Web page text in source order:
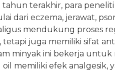
terakhir, para
dari eczema, jerawat,
mendukung proses
juga memiliki sifat
minyak ini bekerja
memiliki efek